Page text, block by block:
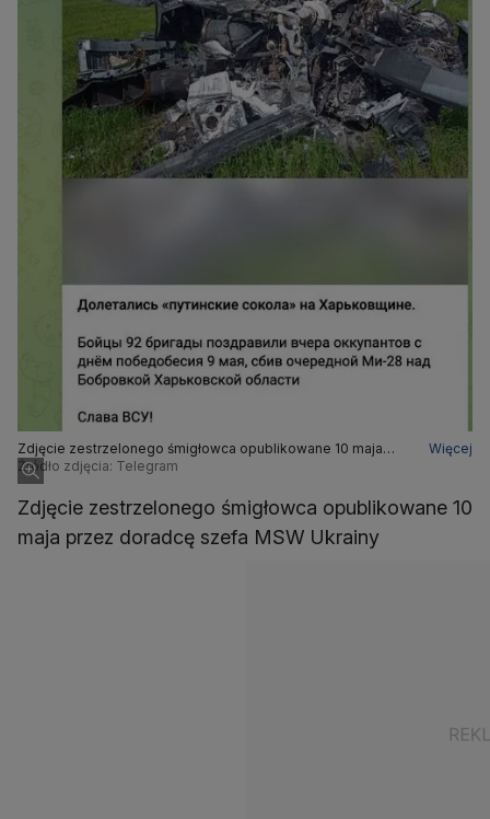
Zdjęcie zestrzelonego śmigłowca opublikowane 10 maja
przez doradcę szefa MSW Ukrainy
Więcej
Źródło zdjęcia: Telegram
Zdjęcie zestrzelonego śmigłowca opublikowane 10
maja przez doradcę szefa MSW Ukrainy